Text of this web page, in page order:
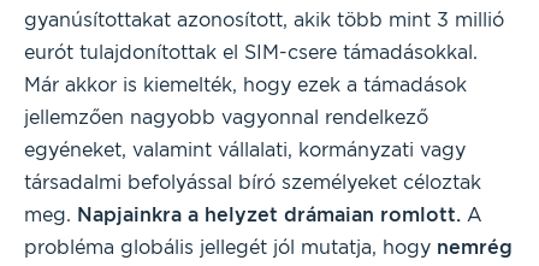
gyanúsítottakat azonosított, akik több mint 3 millió
eurót tulajdonítottak el SIM-csere támadásokkal.
Már akkor is kiemelték, hogy ezek a támadások
jellemzően nagyobb vagyonnal rendelkező
egyéneket, valamint vállalati, kormányzati vagy
társadalmi befolyással bíró személyeket céloztak
meg. Napjainkra a helyzet drámaian romlott. A
probléma globális jellegét jól mutatja, hogy nemrég